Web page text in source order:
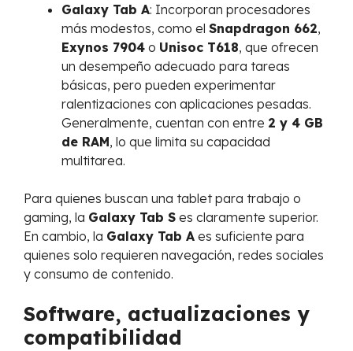
Galaxy Tab A: Incorporan procesadores
más modestos, como el Snapdragon 662,
Exynos 7904 o Unisoc T618, que ofrecen
un desempeño adecuado para tareas
básicas, pero pueden experimentar
ralentizaciones con aplicaciones pesadas.
Generalmente, cuentan con entre 2 y 4 GB
de RAM, lo que limita su capacidad
multitarea.
Para quienes buscan una tablet para trabajo o
gaming, la Galaxy Tab S es claramente superior.
En cambio, la Galaxy Tab A es suficiente para
quienes solo requieren navegación, redes sociales
y consumo de contenido.
Software, actualizaciones y
compatibilidad